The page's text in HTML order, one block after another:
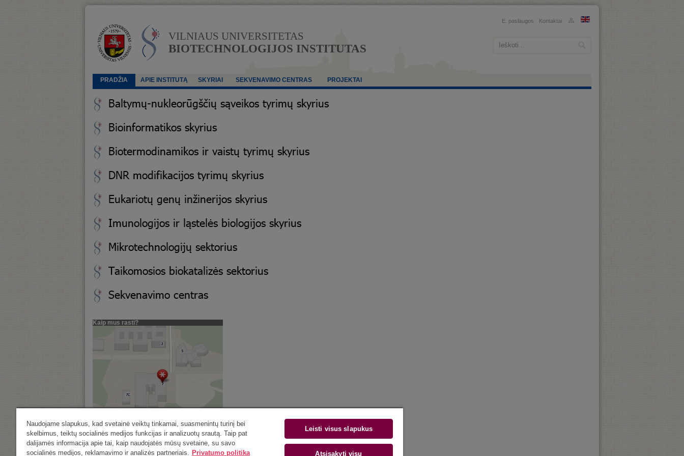
E. paslaugos Kontaktai
VILNIAUS UNIVERSITETAS
BIOTECHNOLOGIJOS INSTITUTAS
PRADŽIA APIE INSTITUTĄ SKYRIAI SEKVENAVIMO CENTRAS PROJEKTAI
Kaip mus rasti?
Saulėtekio al. 7, LT-10257 Vilnius
Tel. (8 5) 223 4365
Naudojame slapukus, kad svetainė veiktų tinkamai, suasmenintų turinį bei
skelbimus, teiktų socialinės medijos funkcijas ir analizuotų srautą. Taip pat
dalijamės informacija apie tai, kaip naudojatės mūsų svetaine, su savo
socialinės medijos, reklamavimo ir analizės partneriais. Privatumo politika
Leisti visus slapukus
Atsisakyti visų